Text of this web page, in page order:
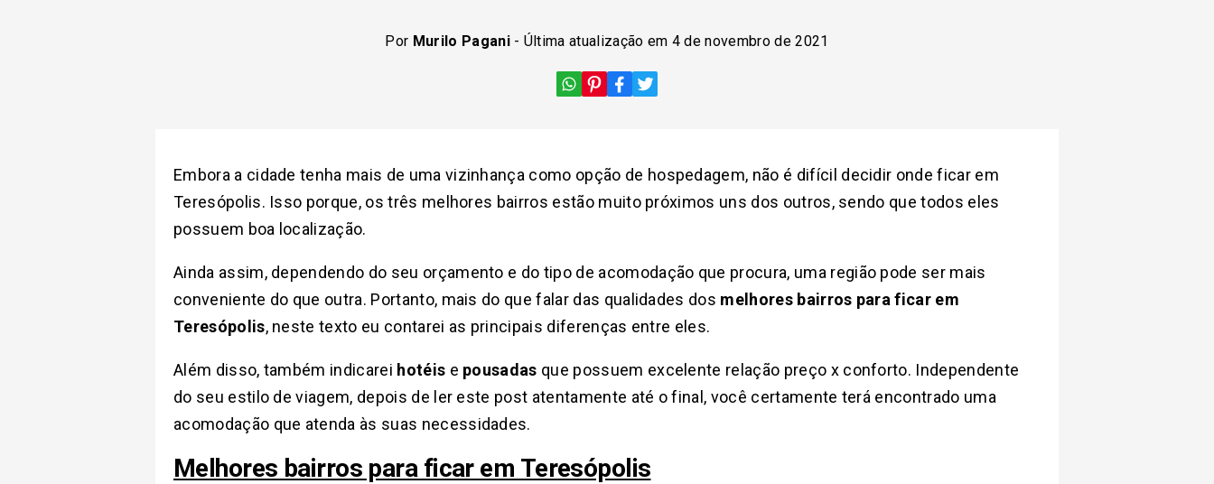
Por Murilo Pagani- Última atualização em 4 de novembro de 2021
Embora a cidade tenha mais de uma vizinhança como opção de hospedagem, não é difícil decidir onde ficar em
Teresópolis. Isso porque, os três melhores bairros estão muito próximos uns dos outros, sendo que todos eles
possuem boa localização.
Ainda assim, dependendo do seu orçamento e do tipo de acomodação que procura, uma região pode ser mais
conveniente do que outra. Portanto, mais do que falar das qualidades dos melhores bairros para ficar em
Teresópolis, neste texto eu contarei as principais diferenças entre eles.
Além disso, também indicarei hotéis e pousadas que possuem excelente relação preço x conforto. Independente
do seu estilo de viagem, depois de ler este post atentamente até o final, você certamente terá encontrado uma
acomodação que atenda às suas necessidades.
Melhores bairros para ficar em Teresópolis